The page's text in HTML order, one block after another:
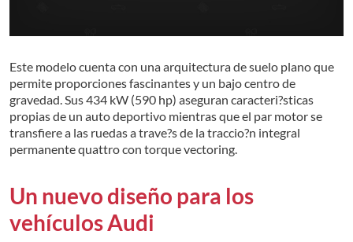
Este modelo cuenta con una arquitectura de suelo plano que
permite proporciones fascinantes y un bajo centro de
gravedad. Sus 434 kW (590 hp) aseguran caracteri?sticas
propias de un auto deportivo mientras que el par motor se
transfiere a las ruedas a trave?s de la traccio?n integral
permanente quattro con torque vectoring.
Un nuevo diseño para los
vehículos Audi